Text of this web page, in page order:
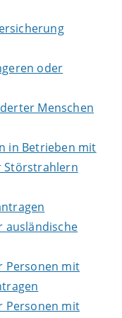
oder
Menschen
in Betrieben mit
Störstrahlern
ausländische
Personen mit
Personen mit